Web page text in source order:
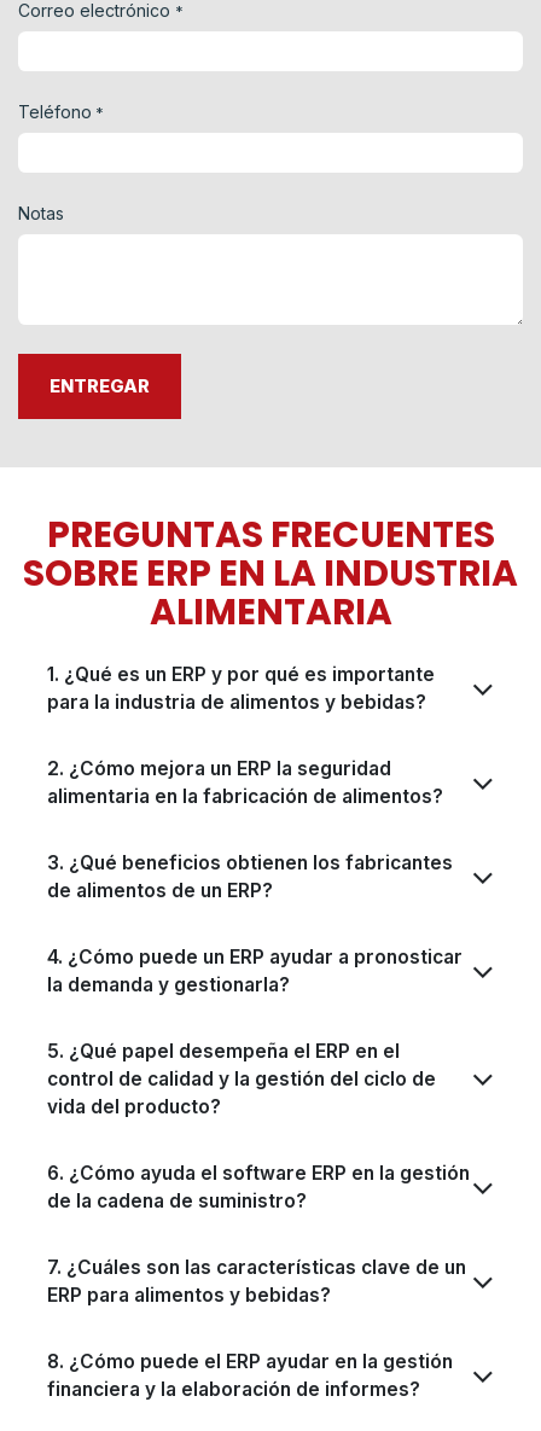
Correo electrónico *
Teléfono *
Notas
ENTREGAR
PREGUNTAS FRECUENTES
SOBRE ERP EN LA INDUSTRIA
ALIMENTARIA
1. ¿Qué es un ERP y por qué es importante
para la industria de alimentos y bebidas?
2. ¿Cómo mejora un ERP la seguridad
alimentaria en la fabricación de alimentos?
3. ¿Qué beneficios obtienen los fabricantes
de alimentos de un ERP?
4. ¿Cómo puede un ERP ayudar a pronosticar
la demanda y gestionarla?
5. ¿Qué papel desempeña el ERP en el
control de calidad y la gestión del ciclo de
vida del producto?
6. ¿Cómo ayuda el software ERP en la gestión
de la cadena de suministro?
7. ¿Cuáles son las características clave de un
ERP para alimentos y bebidas?
8. ¿Cómo puede el ERP ayudar en la gestión
financiera y la elaboración de informes?